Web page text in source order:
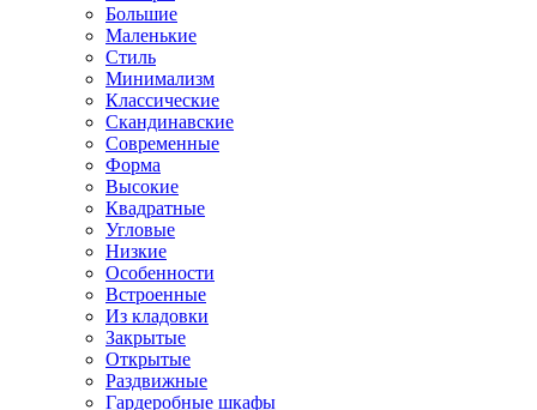
Большие
Маленькие
Стиль
Минимализм
Классические
Скандинавские
Современные
Форма
Высокие
Квадратные
Угловые
Низкие
Особенности
Встроенные
Из кладовки
Закрытые
Открытые
Раздвижные
Гардеробные шкафы